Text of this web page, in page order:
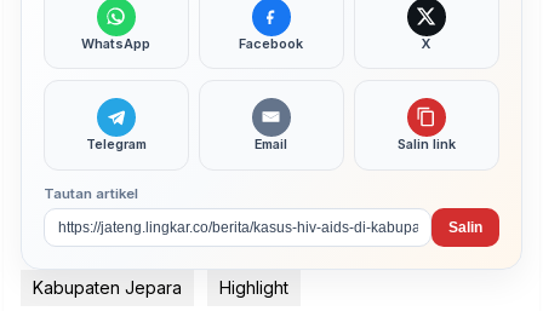
WhatsApp Facebook X
Telegram Email Salin link
Tautan artikel
Salin
Kabupaten Jepara Highlight